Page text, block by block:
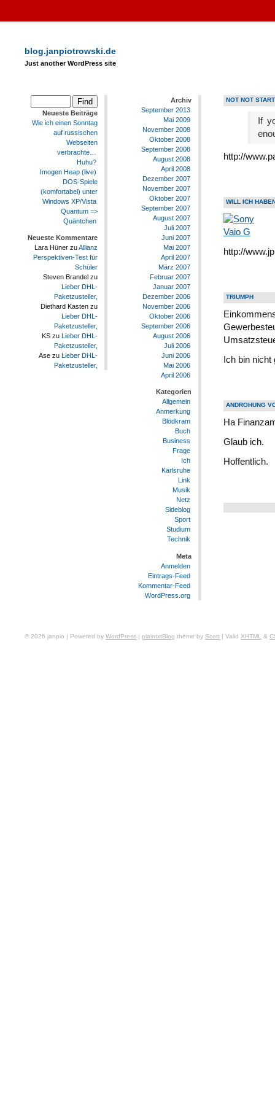
blog.janpiotrowski.de
Just another WordPress site
Neueste Beiträge
Wie ich einen Sonntag
auf russischen
Webseiten
verbrachte…
Huhu?
Imogen Heap (live)
DOS-Spiele
(komfortabel) unter
Windows XP/Vista
Quantum =>
Quäntchen
Neueste Kommentare
Lara HünerzuAllianz
Perspektiven-Test für
Schüler
Steven Brandel zu
Lieber DHL-
Paketzusteller,
Diethard Kastenzu
Lieber DHL-
Paketzusteller,
KSzu Lieber DHL-
Paketzusteller,
Asezu Lieber DHL-
Paketzusteller,
Archiv
September 2013
Mai 2009
November 2008
Oktober 2008
September 2008
August 2008
April 2008
Dezember 2007
November 2007
Oktober 2007
September 2007
August 2007
Juli 2007
Juni 2007
Mai 2007
April 2007
März 2007
Februar 2007
Januar 2007
Dezember 2006
November 2006
Oktober 2006
September 2006
August 2006
Juli 2006
Juni 2006
Mai 2006
April 2006
Kategorien
Allgemein
Anmerkung
Blödkram
Buch
Business
Frage
Ich
Karlsruhe
Link
Musik
Netz
Sideblog
Sport
Studium
Technik
Meta
Anmelden
Eintrags-Feed
Kommentar-Feed
WordPress.org
NOT NOT
If
http://
WILL ICH
http://
TRIUMPH
Ich bin
ANDROHUNG
Ha
Glaub ich.
Hoffentlich.
© 2026 janpio | Powered by WordPress | plaintxtBlog theme by Scott | Valid XHTML &